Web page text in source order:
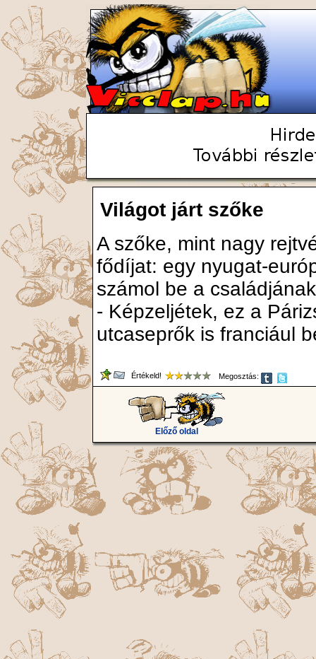
Világot járt szőke
A szőke, mint nagy
fődíjat: egy nyugat-
számol be a
- Képzeljétek, ez a
utcaseprők is franciául
Értékeld! Megosztás:
Előző oldal